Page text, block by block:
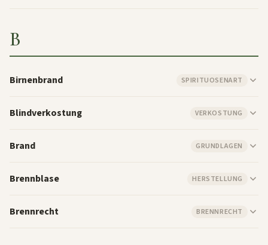
B
Birnenbrand SPIRITUOSENART
Blindverkostung VERKOSTUNG
Brand GRUNDLAGEN
Brennblase HERSTELLUNG
Brennrecht BRENNRECHT